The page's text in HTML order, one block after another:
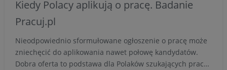
Kiedy Polacy aplikują o pracę. Badanie
Pracuj.pl
Nieodpowiednio sformułowane ogłoszenie o pracę może
zniechęcić do aplikowania nawet połowę kandydatów.
Dobra oferta to podstawa dla Polaków szukających pracy -